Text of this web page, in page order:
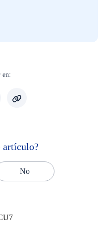
en:
artículo?
No